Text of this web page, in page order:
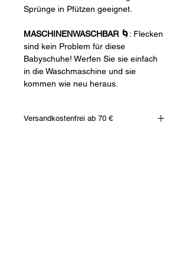
Sprünge in Pfützen geeignet.
MASCHINENWASCHBAR 🌀 : Flecken
sind kein Problem für diese
Babyschuhe! Werfen Sie sie einfach
in die Waschmaschine und sie
kommen wie neu heraus.
Versandkostenfrei ab 70 €